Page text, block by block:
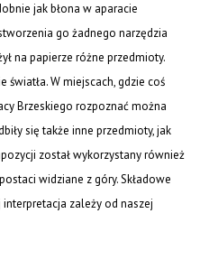
jak błona w aparacie
go żadnego narzędzia
na papierze różne przedmioty.
światła. W miejscach, gdzie coś
Brzeskiego rozpoznać można
się także inne przedmioty, jak
został wykorzystany również
widziane z góry. Składowe
interpretacja zależy od naszej